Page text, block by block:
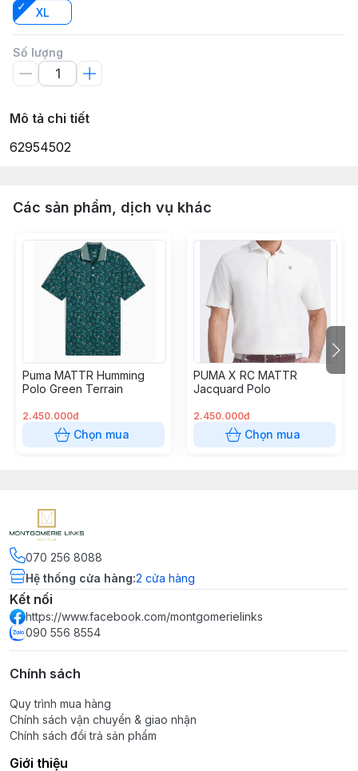
XL
Số lượng
Mô tả chi tiết
62954502
Các sản phẩm, dịch vụ khác
Puma MATTR Humming
Polo Green Terrain
2.450.000đ
Chọn mua
PUMA X RC MATTR
Jacquard Polo
2.450.000đ
Chọn mua
070 256 8088
Hệ thống cửa hàng:2 cửa hàng
Kết nối
https://www.facebook.com/montgomerielinks
090 556 8554
Chính sách
Quy trình mua hàng
Chính sách vận chuyển & giao nhận
Chính sách đổi trả sản phẩm
Giới thiệu